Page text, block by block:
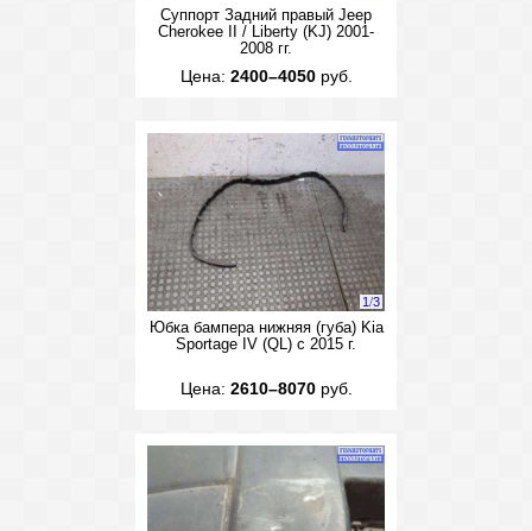
Суппорт Задний правый Jeep
Cherokee II / Liberty (KJ) 2001-
2008 гг.
Цена: 2400–4050руб.
1/3
Юбка бампера нижняя (губа) Kia
Sportage IV (QL) с 2015 г.
Цена: 2610–8070руб.